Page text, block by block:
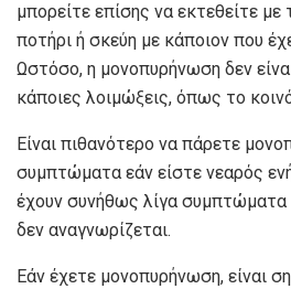
μπορείτε επίσης να εκτεθείτε με
ποτήρι ή σκεύη με κάποιον που
Ωστόσο, η μονοπυρήνωση δεν
κάποιες λοιμώξεις, όπως το
Είναι πιθανότερο να πάρετε
συμπτώματα εάν είστε νεαρός
έχουν συνήθως λίγα συμπτώματα
δεν αναγνωρίζεται.
Εάν έχετε μονοπυρήνωση, είναι